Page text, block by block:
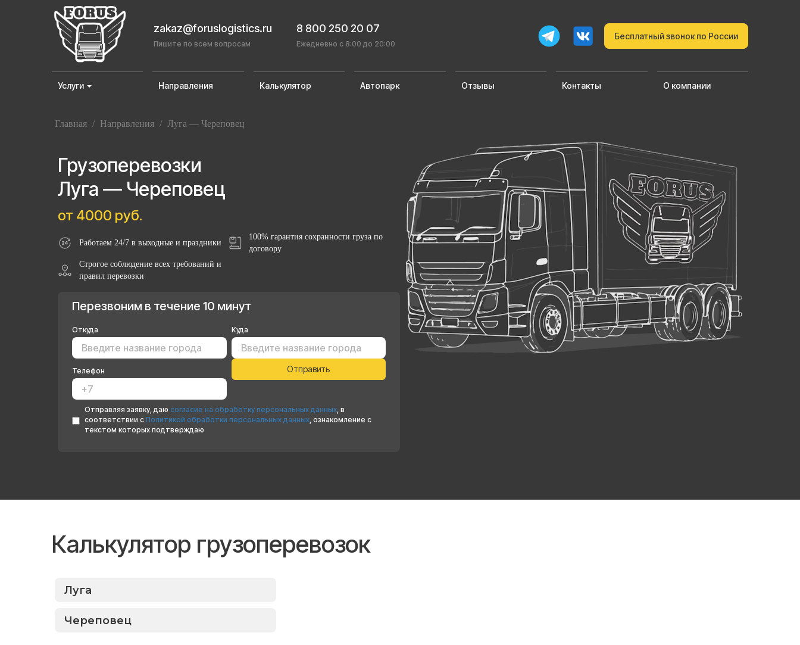
zakaz@foruslogistics.ru
Пишите по всем вопросам
8 800 250 20 07
Ежедневно с 8:00 до 20:00
Бесплатный звонок по России
Услуги Направления Калькулятор Автопарк Отзывы Контакты О компании
Главная / Направления / Луга — Череповец
Грузоперевозки
Луга — Череповец
от 4000 руб.
Работаем 24/7 в выходные и праздники
100% гарантия сохранности груза по
договору
Строгое соблюдение всех требований и
правил перевозки
Перезвоним в течение 10 минут
Откуда Куда
Телефон
Отправляя заявку, даю согласие на обработку персональных данных, в
соответствии с Политикой обработки персональных данных, ознакомление с
текстом которых подтверждаю
Калькулятор грузоперевозок